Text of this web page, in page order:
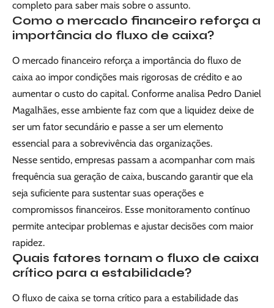
completo para saber mais sobre o assunto.
Como o mercado financeiro reforça a
importância do fluxo de caixa?
O mercado financeiro reforça a importância do fluxo de
caixa ao impor condições mais rigorosas de crédito e ao
aumentar o custo do capital. Conforme analisa Pedro Daniel
Magalhães, esse ambiente faz com que a liquidez deixe de
ser um fator secundário e passe a ser um elemento
essencial para a sobrevivência das organizações.
Nesse sentido, empresas passam a acompanhar com mais
frequência sua geração de caixa, buscando garantir que ela
seja suficiente para sustentar suas operações e
compromissos financeiros. Esse monitoramento contínuo
permite antecipar problemas e ajustar decisões com maior
rapidez.
Quais fatores tornam o fluxo de caixa
crítico para a estabilidade?
O fluxo de caixa se torna crítico para a estabilidade das